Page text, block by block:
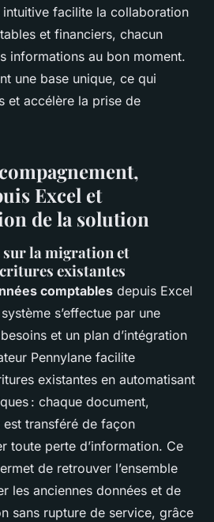
intuitive facilite la collaboration
et financiers, chacun
informations au bon moment.
une base unique, ce qui
et accélère la prise de
Excel et
de la solution
sur la migration et
existantes
comptables depuis Excel
s’effectue par une
et un plan d’intégration
Pennylane facilite
existantes en automatisant
: chaque document,
transféré de façon
toute perte d’information. Ce
de retrouver l’ensemble
les anciennes données et de
sans rupture de service, grâce